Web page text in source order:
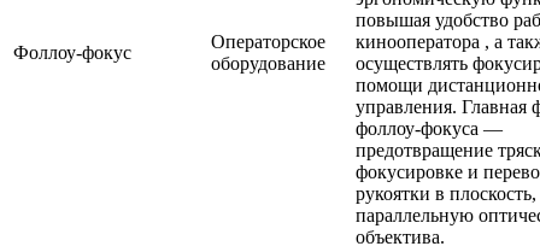
Фоллоу-фокус
Операторское
оборудование
повышая удобство
кинооператора , а
осуществлять
помощи
управления. Главная
фоллоу-фокуса —
предотвращение
фокусировке и
рукоятки в плоскость,
параллельную
объектива.